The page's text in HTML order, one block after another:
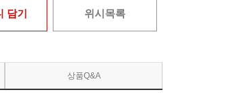
담기 위시목록
상품Q&A